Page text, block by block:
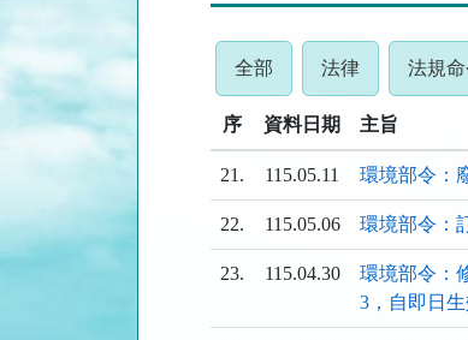
全部
按
下
ENTER
查
單)
法律(請
按
下
ENTER
查
看
清
單)
法規
序 資料日期 主旨
21. 115.05.11 環境部令：
22. 115.05.06 環境部令：
23. 115.04.30
環境部令：
3，自即日